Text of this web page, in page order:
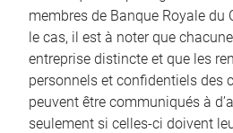
membres de Banque Royale du
le cas, il est à noter que
entreprise distincte et que les
personnels et confidentiels des
peuvent être communiqués à
seulement si celles-ci doivent